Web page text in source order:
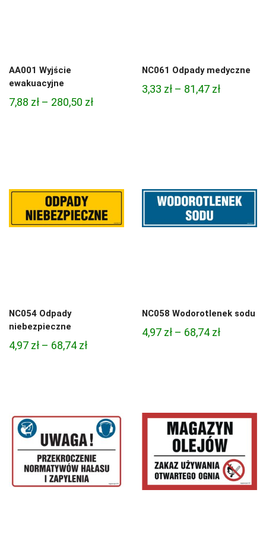
AA001 Wyjście
ewakuacyjne
7,88 zł – 280,50 złZakres
NC061 Odpady medyczne
3,33 zł – 81,47 złZakres
NC054 Odpady
niebezpieczne
4,97 zł – 68,74 złZakres
68,74 zł
NC058 Wodorotlenek sodu
4,97 zł – 68,74 złZakres
68,74 zł